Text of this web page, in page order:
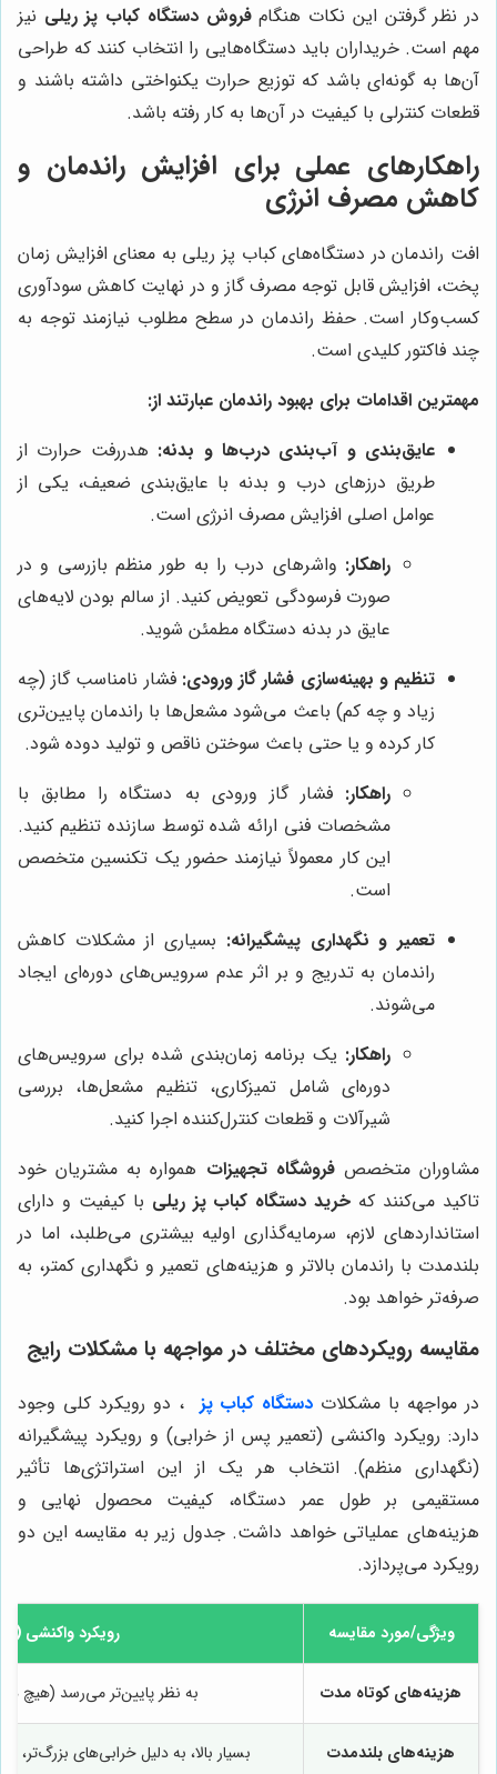
در نظر گرفتن این نکات هنگام فروش دستگاه کباب پز ریلی نیز
مهم است. خریداران باید دستگاه‌هایی را انتخاب کنند که طراحی
آن‌ها به گونه‌ای باشد که توزیع حرارت یکنواختی داشته باشند و
قطعات کنترلی با کیفیت در آن‌ها به کار رفته باشد.
راهکارهای عملی برای افزایش راندمان و
کاهش مصرف انرژی
افت راندمان در دستگاه‌های کباب پز ریلی به معنای افزایش زمان
پخت، افزایش قابل توجه مصرف گاز و در نهایت کاهش سودآوری
کسب‌وکار است. حفظ راندمان در سطح مطلوب نیازمند توجه به
چند فاکتور کلیدی است.
مهمترین اقدامات برای بهبود راندمان عبارتند از:
عایق‌بندی و آب‌بندی درب‌ها و بدنه: هدررفت حرارت از
طریق درزهای درب و بدنه با عایق‌بندی ضعیف، یکی از
عوامل اصلی افزایش مصرف انرژی است.
راهکار: واشرهای درب را به طور منظم بازرسی و در
صورت فرسودگی تعویض کنید. از سالم بودن لایه‌های
عایق در بدنه دستگاه مطمئن شوید.
تنظیم و بهینه‌سازی فشار گاز ورودی: فشار نامناسب گاز (چه
زیاد و چه کم) باعث می‌شود مشعل‌ها با راندمان پایین‌تری
کار کرده و یا حتی باعث سوختن ناقص و تولید دوده شود.
راهکار: فشار گاز ورودی به دستگاه را مطابق با
مشخصات فنی ارائه شده توسط سازنده تنظیم کنید.
این کار معمولاً نیازمند حضور یک تکنسین متخصص
است.
تعمیر و نگهداری پیشگیرانه: بسیاری از مشکلات کاهش
راندمان به تدریج و بر اثر عدم سرویس‌های دوره‌ای ایجاد
می‌شوند.
راهکار: یک برنامه زمان‌بندی شده برای سرویس‌های
دوره‌ای شامل تمیزکاری، تنظیم مشعل‌ها، بررسی
شیرآلات و قطعات کنترل‌کننده اجرا کنید.
مشاوران متخصص فروشگاه تجهیزات همواره به مشتریان خود
تاکید می‌کنند که خرید دستگاه کباب پز ریلی با کیفیت و دارای
استانداردهای لازم، سرمایه‌گذاری اولیه بیشتری می‌طلبد، اما در
بلندمدت با راندمان بالاتر و هزینه‌های تعمیر و نگهداری کمتر، به
صرفه‌تر خواهد بود.
مقایسه رویکردهای مختلف در مواجهه با مشکلات رایج
در مواجهه با مشکلات دستگاه کباب پز ، دو رویکرد کلی وجود
دارد: رویکرد واکنشی (تعمیر پس از خرابی) و رویکرد پیشگیرانه
(نگهداری منظم). انتخاب هر یک از این استراتژی‌ها تأثیر
مستقیمی بر طول عمر دستگاه، کیفیت محصول نهایی و
هزینه‌های عملیاتی خواهد داشت. جدول زیر به مقایسه این دو
رویکرد می‌پردازد.
ویژگی/مورد مقایسه رویکرد واکنشی
هزینه‌های کوتاه مدت به نظر پایین‌تر می‌رسد (هیچ
هزینه‌های بلندمدت بسیار بالا، به دلیل خرابی‌های